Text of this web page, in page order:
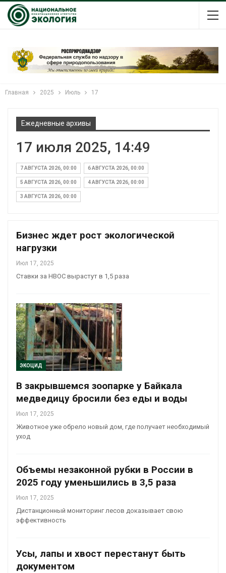
Главная 2025 Июль 17
Ежедневные архивы
17 июля 2025, 14:49
7 АВГУСТА 2026, 00:00 6 АВГУСТА 2026, 00:00
5 АВГУСТА 2026, 00:00 4 АВГУСТА 2026, 00:00
3 АВГУСТА 2026, 00:00
Бизнес ждет рост экологической
нагрузки
Июл 17, 2025
Ставки за НВОС вырастут в 1,5 раза
ЭКОЦИД
В закрывшемся зоопарке у Байкала
медведицу бросили без еды и воды
Июл 17, 2025
Животное уже обрело новый дом, где получает необходимый
уход
Объемы незаконной рубки в России в
2025 году уменьшились в 3,5 раза
Июл 17, 2025
Дистанционный мониторинг лесов доказывает свою
эффективность
Усы, лапы и хвост перестанут быть
документом